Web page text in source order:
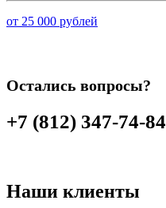
от 25 000 рублей
Остались вопросы?
+7 (812) 347-74-84
Наши клиенты